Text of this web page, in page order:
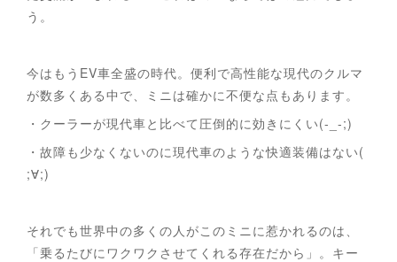
う。
今はもうEV車全盛の時代。便利で高性能な現代のクルマ
が数多くある中で、ミニは確かに不便な点もあります。
・クーラーが現代車と比べて圧倒的に効きにくい(-_-;)
・故障も少なくないのに現代車のような快適装備はない(
;∀;)
それでも世界中の多くの人がこのミニに惹かれるのは、
「乗るたびにワクワクさせてくれる存在だから」。キー